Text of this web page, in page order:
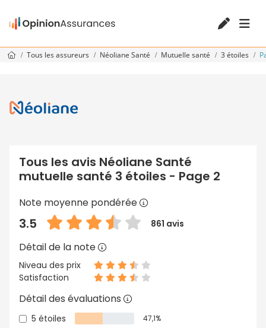
Tous les assureurs Néoliane Santé Mutuelle santé 3 étoiles
Tous les avis Néoliane Santé
mutuelle santé 3 étoiles - Page 2
Note moyenne pondérée
3.5 861 avis
Détail de la note
Niveau des prix
Satisfaction
Détail des évaluations
5 étoiles 47,1%